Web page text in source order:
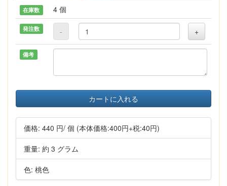
在庫数 4 個
発注数 - +
備考
カートに入れる
価格: 440 円/ 個 (本体価格:400円+税:40円)
重量: 約 3 グラム
色: 桃色